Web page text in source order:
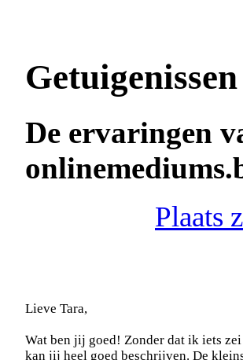
De ervaringen
Plaats
Lieve Tara,
Wat ben jij goed! Zonder dat ik iets
kan jij heel goed beschrijven. De